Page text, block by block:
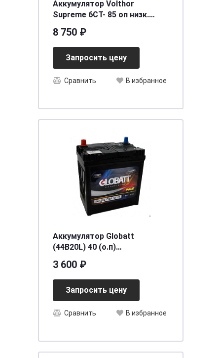
Аккумулятор Volthor
Supreme 6СТ- 85 оп низк.
[д315ш175в175/830]
8 750 ₽
Запросить цену
Сравнить В избранное
Аккумулятор Globatt
(44B20L) 40 (о.п)
3 600 ₽
Запросить цену
Сравнить В избранное